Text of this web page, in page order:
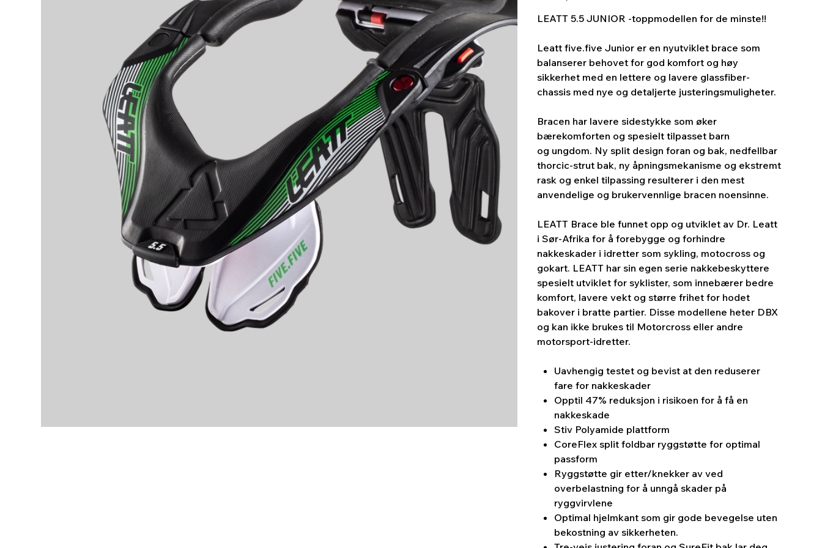
LEATT 5.5 JUNIOR -toppmodellen for de minste!!
Leatt five.five Junior er en nyutviklet brace som
balanserer behovet for god komfort og høy
sikkerhet med en lettere og lavere glassfiber-
chassis med nye og detaljerte justeringsmuligheter.
Bracen har lavere sidestykke som øker
bærekomforten og spesielt tilpasset barn
og ungdom. Ny split design foran og bak, nedfellbar
thorcic-strut bak, ny åpningsmekanisme og ekstremt
rask og enkel tilpassing resulterer i den mest
anvendelige og brukervennlige bracen noensinne.
LEATT Brace ble funnet opp og utviklet av Dr. Leatt
i Sør-Afrika for å forebygge og forhindre
nakkeskader i idretter som sykling, motocross og
gokart. LEATT har sin egen serie nakkebeskyttere
spesielt utviklet for syklister, som innebærer bedre
komfort, lavere vekt og større frihet for hodet
bakover i bratte partier. Disse modellene heter DBX
og kan ikke brukes til Motorcross eller andre
motorsport-idretter.
Uavhengig testet og bevist at den reduserer
fare for nakkeskader
Opptil 47% reduksjon i risikoen for å få en
nakkeskade
Stiv Polyamide plattform
CoreFlex split foldbar ryggstøtte for optimal
passform
Ryggstøtte gir etter/knekker av ved
overbelastning for å unngå skader på
ryggvirvlene
Optimal hjelmkant som gir gode bevegelse uten
bekostning av sikkerheten.